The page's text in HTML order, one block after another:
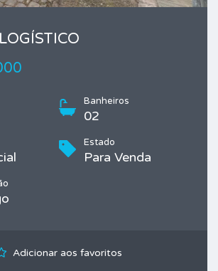
Banheiros
02
Estado
Para Venda
Adicionar aos favoritos